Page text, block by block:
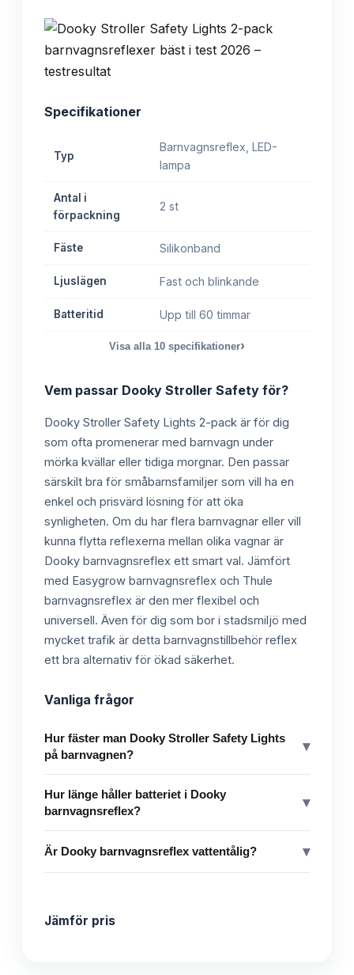
Specifikationer
Typ
Barnvagnsreflex, LED-
lampa
Antal i
förpackning
2 st
Fäste Silikonband
Ljuslägen Fast och blinkande
Batteritid Upp till 60 timmar
Visa alla 10 specifikationer›
Vem passar Dooky Stroller Safety för?
Dooky Stroller Safety Lights 2-pack är för dig
som ofta promenerar med barnvagn under
mörka kvällar eller tidiga morgnar. Den passar
särskilt bra för småbarnsfamiljer som vill ha en
enkel och prisvärd lösning för att öka
synligheten. Om du har flera barnvagnar eller vill
kunna flytta reflexerna mellan olika vagnar är
Dooky barnvagnsreflex ett smart val. Jämfört
med Easygrow barnvagnsreflex och Thule
barnvagnsreflex är den mer flexibel och
universell. Även för dig som bor i stadsmiljö med
mycket trafik är detta barnvagnstillbehör reflex
ett bra alternativ för ökad säkerhet.
Vanliga frågor
Hur fäster man Dooky Stroller Safety Lights
på barnvagnen?
▾
Hur länge håller batteriet i Dooky
barnvagnsreflex?
▾
Är Dooky barnvagnsreflex vattentålig? ▾
Jämför pris